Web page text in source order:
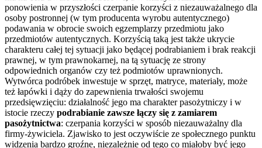
ponowienia w przyszłości czerpanie korzyści z niezauważalnego dla
osoby postronnej (w tym producenta wyrobu autentycznego)
podawania w obrocie swoich egzemplarzy przedmiotu jako
przedmiotów autentycznych. Korzyścią taką jest także ukrycie
charakteru całej tej sytuacji jako będącej podrabianiem i brak reakcji
prawnej, w tym prawnokarnej, na tą sytuację ze strony
odpowiednich organów czy też podmiotów uprawnionych.
Wytwórca podróbek inwestuje w sprzęt, matryce, materiały, może
też łapówki i dąży do zapewnienia trwałości swojemu
przedsięwzięciu: działalność jego ma charakter pasożytniczy i w
istocie rzeczy podrabianie zawsze łączy się z zamiarem
pasożytnictwa: czerpania korzyści w sposób niezauważalny dla
firmy-żywiciela. Zjawisko to jest oczywiście ze społecznego punktu
widzenia bardzo groźne, niezależnie od tego co miałoby być jego